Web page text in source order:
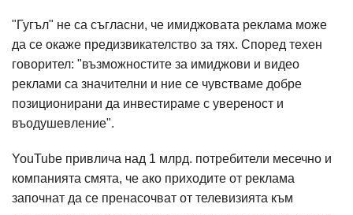
"Гугъл" не са съгласни, че имиджовата реклама може
да се окаже предизвикателство за тях. Според техен
говорител: "възможностите за имиджови и видео
реклами са значителни и ние се чувстваме добре
позиционирани да инвестираме с увереност и
въодушевление".
YouTube привлича над 1 млрд. потребители месечно и
компанията смята, че ако приходите от реклама
започнат да се пренасочват от телевизията към